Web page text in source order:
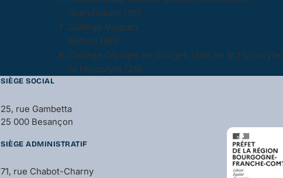
Grandvillars (90)
Collège Vauban
Belfort (90)
Collège Olympe de Gouges (Site de St Hippolyte)
St Hippolyte (25)
SIÈGE SOCIAL
25, rue Gambetta
25 000 Besançon
SIÈGE ADMINISTRATIF
71, rue Chabot-Charny